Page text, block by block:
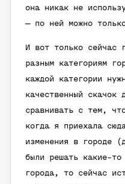
она никак не
— по ней можно
И вот только сейчас
разным категориям
каждой категории
качественный скачок
сравнивать с тем,
когда я приехала
изменения в городе
были решать какие-то
города, то сейчас